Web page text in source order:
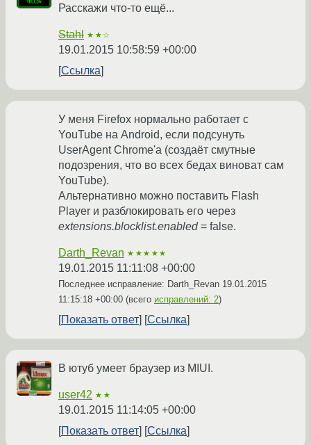
Расскажи что-то ещё...
Stahl ★★☆
19.01.2015 10:58:59 +00:00
Ссылка
У меня Firefox нормально работает с
YouTube на Android, если подсунуть
UserAgent Chrome'а (создаёт смутные
подозрения, что во всех бедах виноват сам
YouTube).
Альтернативно можно поставить Flash
Player и разблокировать его через
extensions.blocklist.enabled= false.
Darth_Revan ★★★★★
19.01.2015 11:11:08 +00:00
Последнее исправление: Darth_Revan 19.01.2015
11:15:18 +00:00 (всего исправлений: 2)
Показать ответ Ссылка
В ютуб умеет браузер из MIUI.
user42 ★★
19.01.2015 11:14:05 +00:00
Показать ответ
Ссылка